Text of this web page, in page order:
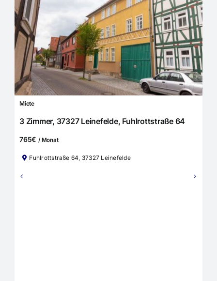
Miete
3 Zimmer, 37327 Leinefelde, Fuhlrottstraße 64
765€ / Monat
Fuhlrottstraße 64, 37327 Leinefelde